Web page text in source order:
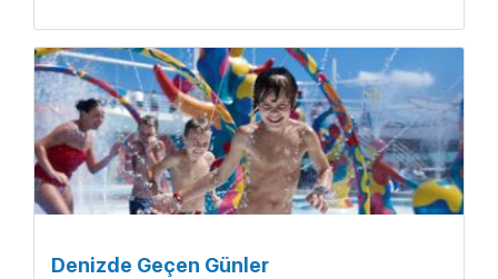
Denizde Geçen Günler